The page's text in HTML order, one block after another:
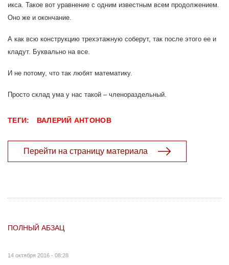
икса. Такое вот уравнение с одним известным всем продолжением.
Оно же и окончание.
А как всю конструкцию трехэтажную соберут, так после этого ее и
кладут. Буквально на все.
И не потому, что так любят математику.
Просто склад ума у нас такой – членораздельный.
ТЕГИ: ВАЛЕРИЙ АНТОНОВ
Перейти на страницу материала
ПОЛНЫЙ АБЗАЦ
14 октября 2016 - 08:28